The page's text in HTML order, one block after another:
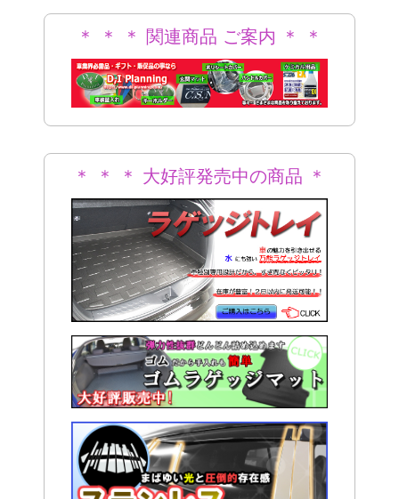
＊ ＊ ＊ 関連商品 ご案内 ＊ ＊
＊
＊ ＊ ＊ 大好評発売中の商品 ＊
＊ ＊